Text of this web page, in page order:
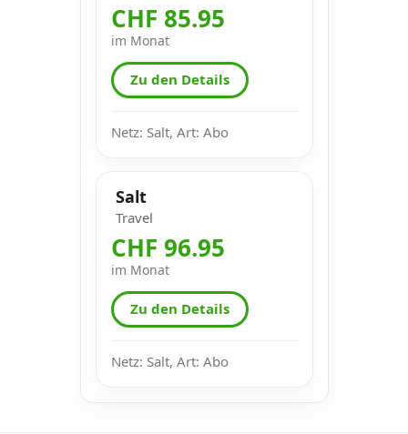
CHF 85.95
im Monat
Zu den Details
Netz: Salt, Art: Abo
Salt
Travel
CHF 96.95
im Monat
Zu den Details
Netz: Salt, Art: Abo